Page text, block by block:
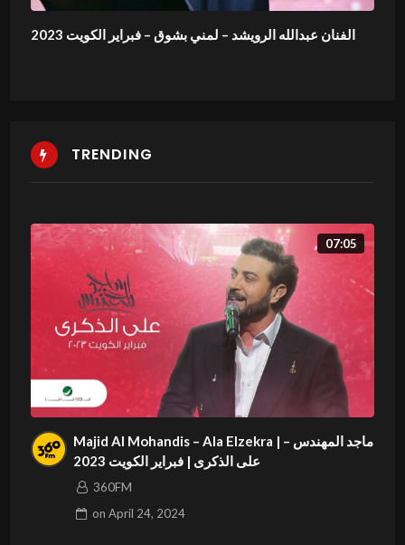
الفنان عبدالله الرويشد – لمني بشوق – فبراير الكويت 2023
TRENDING
07:05
Majid Al Mohandis – Ala Elzekra | ماجد المهندس –
على الذكرى | فبراير الكويت 2023
360FM
onApril 24, 2024